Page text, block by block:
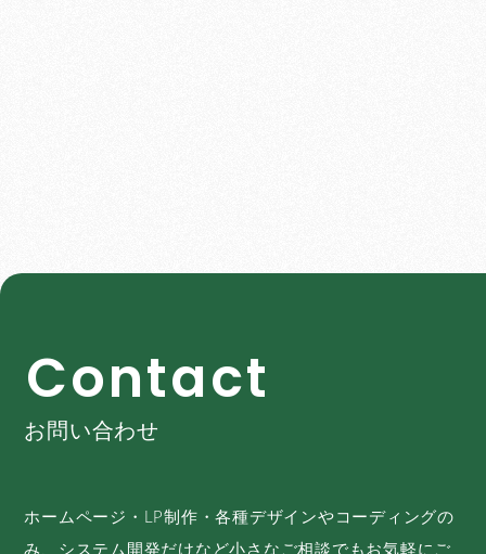
Contact
お問い合わせ
ホームページ・LP制作・各種デザインやコーディングの
み、システム開発だけなど小さなご相談でもお気軽にご